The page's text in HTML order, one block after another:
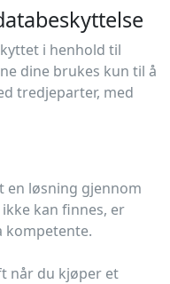
i henhold til
dine brukes kun til å
tredjeparter, med
en løsning gjennom
kan finnes, er
kompetente.
når du kjøper et